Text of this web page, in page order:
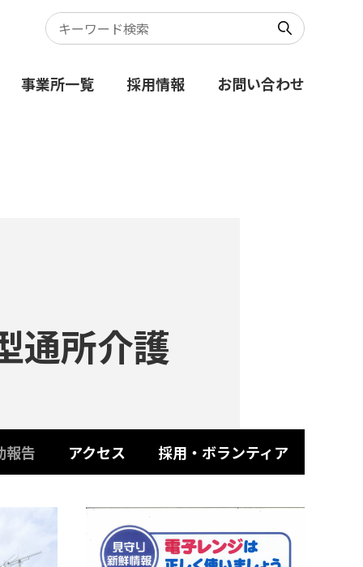
事業所一覧 採用情報 お問い合わせ
通所介護
報告 アクセス 採用・ボランティア